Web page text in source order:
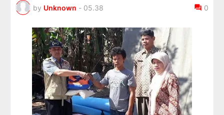
by Unknown - 05.38 0